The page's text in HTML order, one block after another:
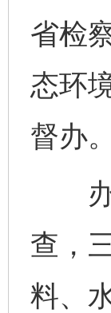
省检
态环
督办。
办
查，
料、